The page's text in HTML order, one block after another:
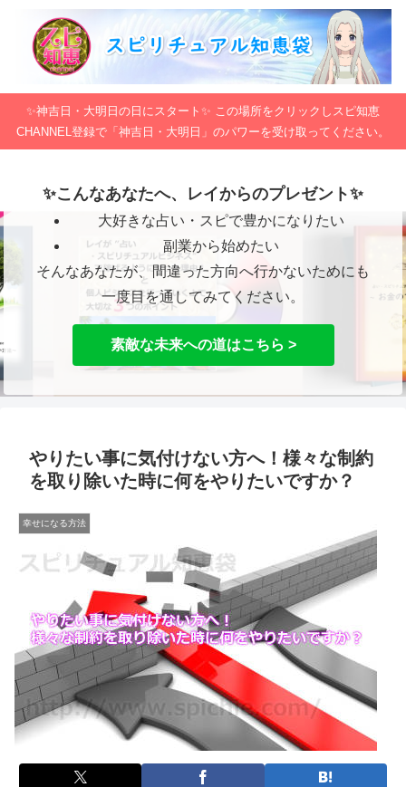
✨神吉日・大明日の日にスタート✨ この場所をクリックしスピ知恵
CHANNEL登録で「神吉日・大明日」のパワーを受け取ってください。
✨こんなあなたへ、レイからのプレゼント✨
大好きな占い・スピで豊かになりたい
副業から始めたい
そんなあなたが、間違った方向へ行かないためにも
一度目を通してみてください。
素敵な未来への道はこちら >
やりたい事に気付けない方へ！様々な制約
を取り除いた時に何をやりたいですか？
幸せになる方法